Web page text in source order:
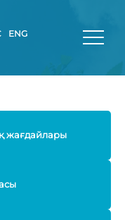
ENG
жағдайлары